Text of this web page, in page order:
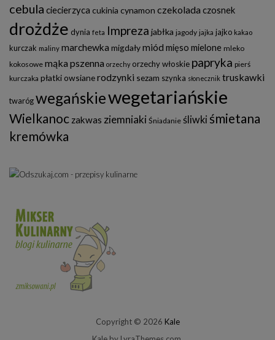
cebula ciecierzyca cukinia cynamon czekolada czosnek
drożdże dynia feta Impreza jabłka jagody jajka jajko kakao
kurczak maliny marchewka migdałymiód mięso mielone mleko
kokosowe mąka pszenna orzechy orzechy włoskie papryka pierś
kurczaka płatki owsianerodzynki sezam szynka słonecznik truskawki
twarógwegańskiewegetariańskie
Wielkanoc zakwas ziemniaki Śniadanie śliwki śmietana
kremówka
Copyright © 2026 Kale